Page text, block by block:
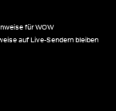
für WOW
auf Live-Sendern bleiben